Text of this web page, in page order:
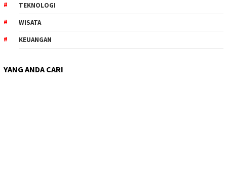
TEKNOLOGI
WISATA
KEUANGAN
YANG ANDA CARI